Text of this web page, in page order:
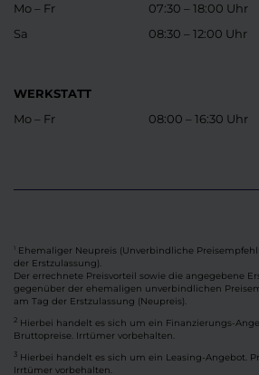
Mo – Fr
Sa
07:30 – 18:00 Uhr
08:30 – 12:00 Uhr
WERKSTATT
Mo – Fr
08:00 – 16:30 Uhr
Ehemaliger Neupreis (Unverbindliche
der Erstzulassung).
Der errechnete Preisvorteil sowie die angegebene
gegenüber der ehemaligen unverbindlichen
am Tag der Erstzulassung (Neupreis).
2 Hierbei handelt es sich um ein Finanzierungs-
Bruttopreise. Irrtümer vorbehalten.
3 Hierbei handelt es sich um ein Leasing-Angebot.
Irrtümer vorbehalten.